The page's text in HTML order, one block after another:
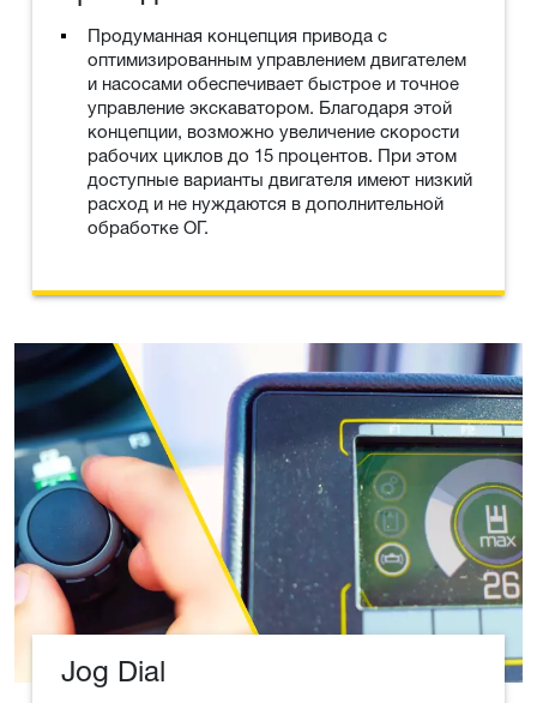
Продуманная концепция привода с
оптимизированным управлением двигателем
и насосами обеспечивает быстрое и точное
управление экскаватором. Благодаря этой
концепции, возможно увеличение скорости
рабочих циклов до 15 процентов. При этом
доступные варианты двигателя имеют низкий
расход и не нуждаются в дополнительной
обработке ОГ.
Jog Dial